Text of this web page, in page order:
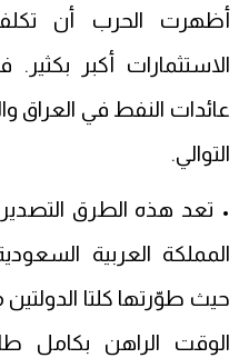
أظهرت الحرب أن
الاستثمارات أكبر
التوالي.
• تعد هذه الطرق
المملكة العربية
حيث طوّرتها كلتا
الوقت الراهن بكامل